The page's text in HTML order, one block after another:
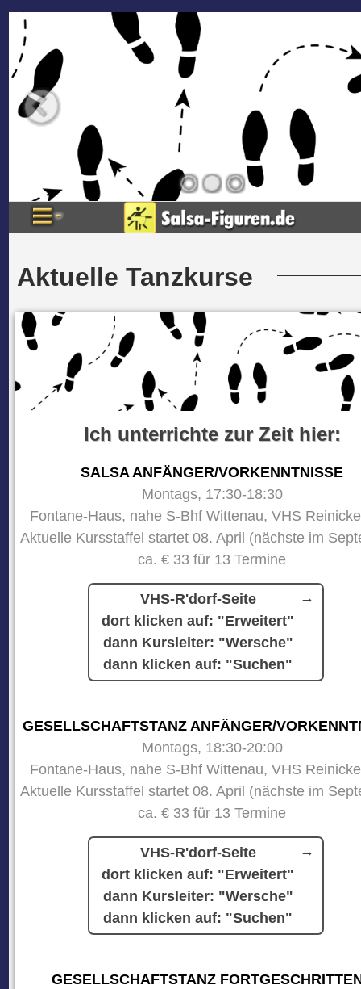
Aktuelle Tanzkurse
Ich unterrichte zur Zeit hier:
SALSA ANFÄNGER/VORKENNTNISSE
Montags, 17:30-18:30
Fontane-Haus, nahe S-Bhf Wittenau, VHS
Aktuelle Kursstaffel startet 08. April (nächste im
ca. € 33 für 13 Termine
VHS-R'dorf-Seite
dort klicken auf: "Erweitert"
dann Kursleiter: "Wersche"
dann klicken auf: "Suchen"
GESELLSCHAFTSTANZ ANFÄNGER/
Montags, 18:30-20:00
Fontane-Haus, nahe S-Bhf Wittenau, VHS
Aktuelle Kursstaffel startet 08. April (nächste im
ca. € 33 für 13 Termine
VHS-R'dorf-Seite
dort klicken auf: "Erweitert"
dann Kursleiter: "Wersche"
dann klicken auf: "Suchen"
GESELLSCHAFTSTANZ